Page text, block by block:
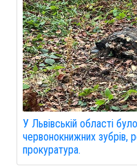
У Львівській області
червонокнижних зубрів,
прокуратура.